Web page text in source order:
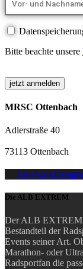
Bitte beachte unsere
MRSC Ottenbach
Adlerstraße 40
73113 Ottenbach
Facebook
Die ALB EXTREM
Der ALB EXTREM
Bestandteil der
Events seiner Art.
Marathon- oder
Radsportfan die